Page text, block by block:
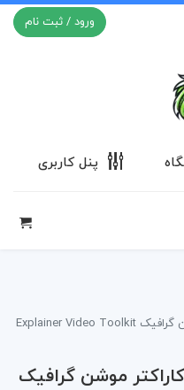
ورود / ثبت نام
پنل کاربری
پروژه افترافکت جعبه ابزار کاراکتر موشن گرافیک Explainer Video Toolkit
کاراکتر موشن گرافیک